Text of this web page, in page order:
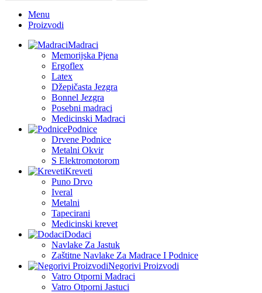
Menu
Proizvodi
Madraci
Memorijska Pjena
Ergoflex
Latex
Džepičasta Jezgra
Bonnel Jezgra
Posebni madraci
Medicinski Madraci
Podnice
Drvene Podnice
Metalni Okvir
S Elektromotorom
Kreveti
Puno Drvo
Iveral
Metalni
Tapecirani
Medicinski krevet
Dodaci
Navlake Za Jastuk
Zaštitne Navlake Za Madrace I Podnice
Negorivi Proizvodi
Vatro Otporni Madraci
Vatro Otporni Jastuci